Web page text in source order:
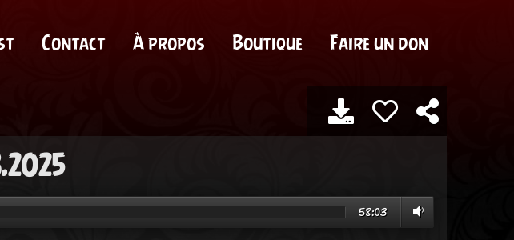
Contact À propos Boutique Faire un don
58:03